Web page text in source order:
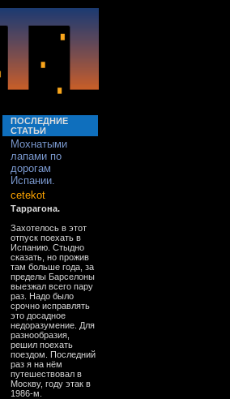
ПОСЛЕДНИЕ
СТАТЬИ
Мохнатыми
лапами по
дорогам
Испании.
cetekot
Таррагона.
Захотелось в этот
отпуск поехать в
Испанию. Стыдно
сказать, но прожив
там больше года, за
пределы Барселоны
выезжал всего пару
раз. Надо было
срочно исправлять
это досадное
недоразумение. Для
разнообразия,
решил поехать
поездом. Последний
раз я на нём
путешествовал в
Москву, году этак в
1986-м.